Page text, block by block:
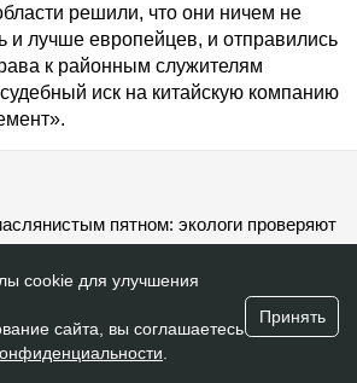
решили, что они ничем не
и лучше европейцев, и
свои права к районным
– подали судебный иск на
«Гежуба Шиели Цемент».
пятном: экологи
лекарство подешевело в
инвестора Тенгиза обвинили в
сайта, вы
политикой
.
Принять